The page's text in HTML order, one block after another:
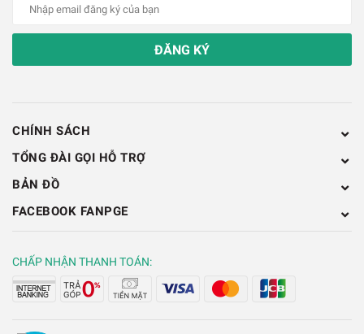
ĐĂNG KÝ
CHÍNH SÁCH
TỔNG ĐÀI GỌI HỖ TRỢ
BẢN ĐỒ
FACEBOOK FANPGE
CHẤP NHẬN THANH TOÁN: